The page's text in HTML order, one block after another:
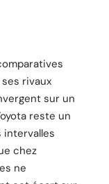
rivaux
sur un
reste un
intervalles
chez
ne